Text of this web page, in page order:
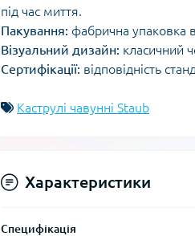
під час миття.
Пакування: фабрична упаковка
Візуальний дизайн: класичний
Сертифікації: відповідність
Каструлі чавунні Staub
Характеристики
Специфікація